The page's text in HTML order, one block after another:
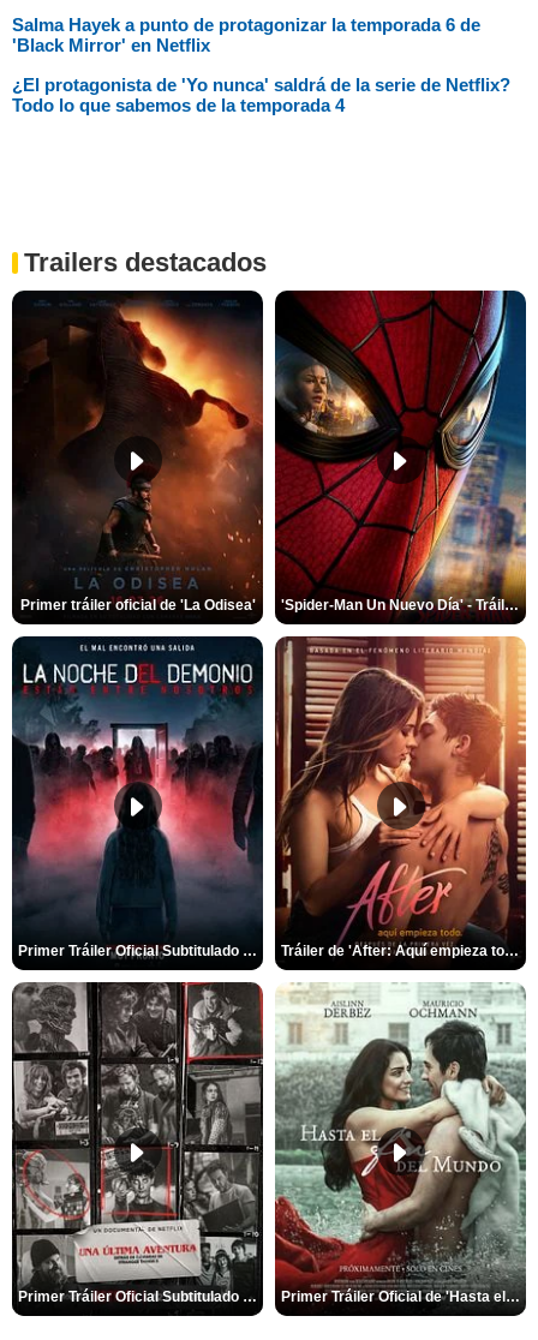
Salma Hayek a punto de protagonizar la temporada 6 de
'Black Mirror' en Netflix
¿El protagonista de 'Yo nunca' saldrá de la serie de Netflix?
Todo lo que sabemos de la temporada 4
Trailers destacados
Primer tráiler oficial de 'La Odisea' 'Spider-Man Un Nuevo Día' - Tráiler oficial subtitulado
Primer Tráiler Oficial Subtitulado de 'La Noche Del Demonio: Están Entre Nosotros' Tráiler de 'After: Aquí empieza todo'
Primer Tráiler Oficial Subtitulado de 'Una última aventura: Detrás de cámaras de Stranger Things 5' Primer Tráiler Oficial de 'Hasta el fin del mundo'